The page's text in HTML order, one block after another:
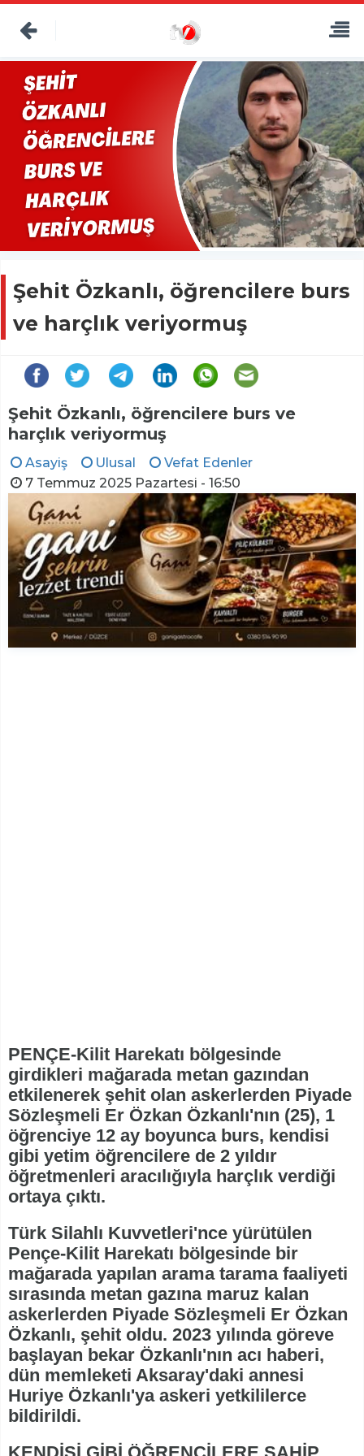
Şehit Özkanlı, öğrencilere burs
ve harçlık veriyormuş
Şehit Özkanlı, öğrencilere burs ve
harçlık veriyormuş
Asayiş Ulusal
Vefat Edenler
7 Temmuz 2025 Pazartesi - 16:50
PENÇE-Kilit Harekatı bölgesinde
girdikleri mağarada metan gazından
etkilenerek şehit olan askerlerden Piyade
Sözleşmeli Er Özkan Özkanlı'nın (25), 1
öğrenciye 12 ay boyunca burs, kendisi
gibi yetim öğrencilere de 2 yıldır
öğretmenleri aracılığıyla harçlık verdiği
ortaya çıktı.
Türk Silahlı Kuvvetleri'nce yürütülen
Pençe-Kilit Harekatı bölgesinde bir
mağarada yapılan arama tarama faaliyeti
sırasında metan gazına maruz kalan
askerlerden Piyade Sözleşmeli Er Özkan
Özkanlı, şehit oldu. 2023 yılında göreve
başlayan bekar Özkanlı'nın acı haberi,
dün memleketi Aksaray'daki annesi
Huriye Özkanlı'ya askeri yetkililerce
bildirildi.